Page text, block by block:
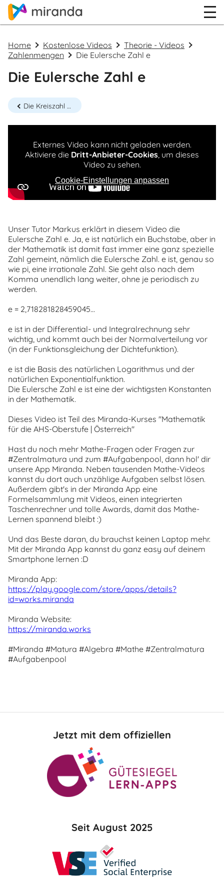
Home Kostenlose Videos
Theorie - Videos
Zahlenmengen
Die Eulersche Zahl e
Die Eulersche Zahl e
Die Kreiszahl π (Pi) oder "Die wahrscheinlich berühmteste Zahl der Welt"
Externes Video kann nicht geladen werden.
Aktiviere die Dritt-Anbieter-Cookies, um dieses
Video zu sehen.
Cookie-Einstellungen anpassen
Unser Tutor Markus erklärt in diesem Video die
Eulersche Zahl e. Ja, e ist natürlich ein Buchstabe, aber in
der Mathematik ist damit fast immer eine ganz spezielle
Zahl gemeint, nämlich die Eulersche Zahl. e ist, genau so
wie pi, eine irrationale Zahl. Sie geht also nach dem
Komma unendlich lang weiter, ohne je periodisch zu
werden.
e = 2,718281828459045...
e ist in der Differential- und Integralrechnung sehr
wichtig, und kommt auch bei der Normalverteilung vor
(in der Funktionsgleichung der Dichtefunktion).
e ist die Basis des natürlichen Logarithmus und der
natürlichen Exponentialfunktion.
Die Eulersche Zahl e ist eine der wichtigsten Konstanten
in der Mathematik.
Dieses Video ist Teil des Miranda-Kurses "Mathematik
für die AHS-Oberstufe | Österreich"
Hast du noch mehr Mathe-Fragen oder Fragen zur
#Zentralmatura und zum #Aufgabenpool, dann hol' dir
unsere App Miranda. Neben tausenden Mathe-Videos
kannst du dort auch unzählige Aufgaben selbst lösen.
Außerdem gibt's in der Miranda App eine
Formelsammlung mit Videos, einen integrierten
Taschenrechner und tolle Awards, damit das Mathe-
Lernen spannend bleibt :)
Und das Beste daran, du brauchst keinen Laptop mehr.
Mit der Miranda App kannst du ganz easy auf deinem
Smartphone lernen :D
Miranda App:
https://play.google.com/store/apps/details?
id=works.miranda
Miranda Website:
https://miranda.works
#Miranda #Matura #Algebra #Mathe #Zentralmatura
#Aufgabenpool
Jetzt mit dem offiziellen
Seit August 2025